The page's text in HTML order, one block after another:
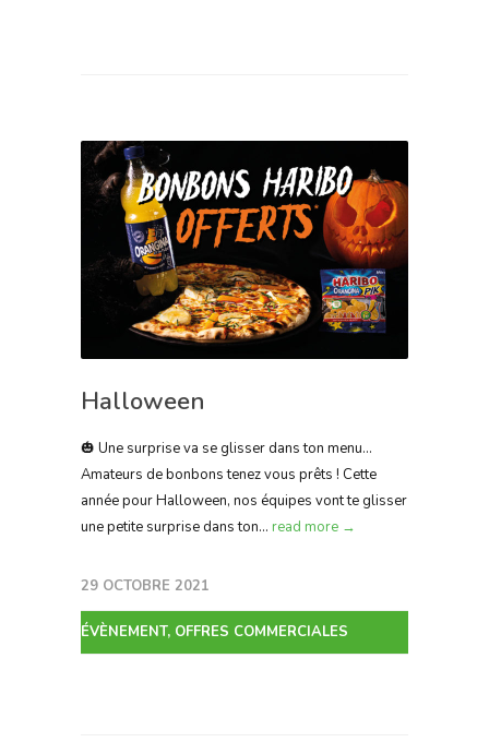
Halloween
🎃 Une surprise va se glisser dans ton menu...
Amateurs de bonbons tenez vous prêts ! Cette
année pour Halloween, nos équipes vont te glisser
une petite surprise dans ton... read more →
29 OCTOBRE 2021
ÉVÈNEMENT, OFFRES COMMERCIALES